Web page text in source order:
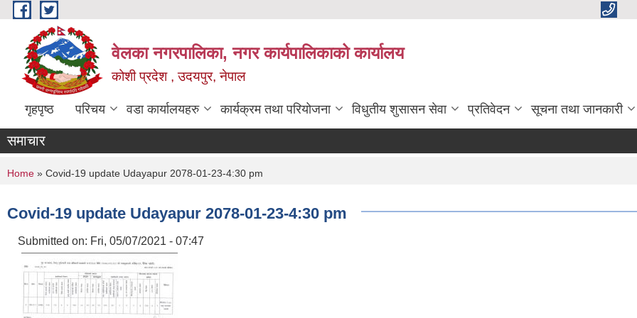
Skip to main content
वेलका नगरपालिका, नगर कार्यपालिकाको कार्यालय
कोशी प्रदेश , उदयपुर, नेपाल
गृहपृष्ठ परिचय वडा कार्यालयहरु कार्यक्रम तथा परियोजना विधुतीय शुसासन सेवा प्रतिवेदन सूचना तथा जानकारी
समाचार
You are here
Home » Covid-19 update Udayapur 2078-01-23-4:30 pm
Covid-19 update Udayapur 2078-01-23-4:30 pm
Submitted on: Fri, 05/07/2021 - 07:47